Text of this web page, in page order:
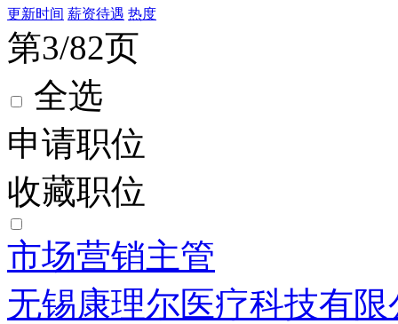
更新时间 薪资待遇 热度
第3/82页
全选
申请职位
收藏职位
市场营销主管
无锡康理尔医疗科技有限